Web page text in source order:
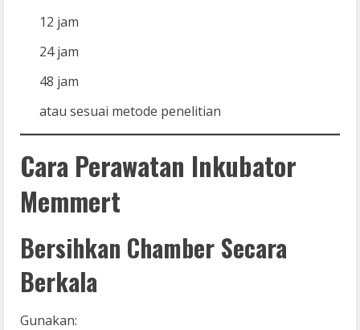
12 jam
24 jam
48 jam
atau sesuai metode penelitian
Cara Perawatan Inkubator
Memmert
Bersihkan Chamber Secara
Berkala
Gunakan: